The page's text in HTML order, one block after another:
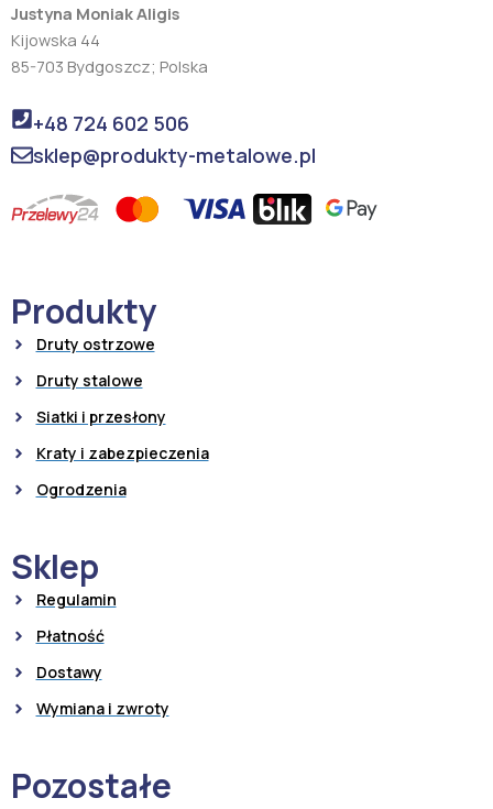
Justyna Moniak Aligis
Kijowska 44
85-703 Bydgoszcz; Polska
+48 724 602 506
sklep@produkty-metalowe.pl
Produkty
Druty ostrzowe
Druty stalowe
Siatki i przesłony
Kraty i zabezpieczenia
Ogrodzenia
Sklep
Regulamin
Płatność
Dostawy
Wymiana i zwroty
Pozostałe